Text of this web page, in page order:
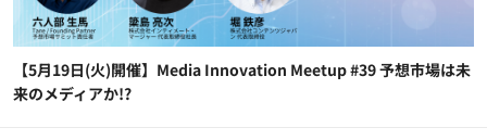
【5月19日(火)開催】Media Innovation Meetup #39 予想市場は未
来のメディアか!?